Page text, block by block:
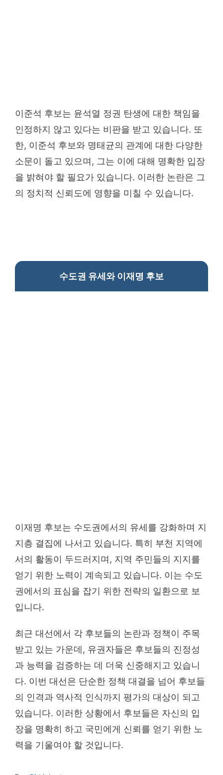
이준석 후보는 윤석열 정권 탄생에 대한 책임을
인정하지 않고 있다는 비판을 받고 있습니다. 또
한, 이준석 후보와 명태균의 관계에 대한 다양한
소문이 돌고 있으며, 그는 이에 대해 명확한 입장
을 밝혀야 할 필요가 있습니다. 이러한 논란은 그
의 정치적 신뢰도에 영향을 미칠 수 있습니다.
수도권 유세와 이재명 후보
이재명 후보는 수도권에서의 유세를 강화하며 지
지층 결집에 나서고 있습니다. 특히 부천 지역에
서의 활동이 두드러지며, 지역 주민들의 지지를
얻기 위한 노력이 계속되고 있습니다. 이는 수도
권에서의 표심을 잡기 위한 전략의 일환으로 보
입니다.
최근 대선에서 각 후보들의 논란과 정책이 주목
받고 있는 가운데, 유권자들은 후보들의 진정성
과 능력을 검증하는 데 더욱 신중해지고 있습니
다. 이번 대선은 단순한 정책 대결을 넘어 후보들
의 인격과 역사적 인식까지 평가의 대상이 되고
있습니다. 이러한 상황에서 후보들은 자신의 입
장을 명확히 하고 국민에게 신뢰를 얻기 위한 노
력을 기울여야 할 것입니다.